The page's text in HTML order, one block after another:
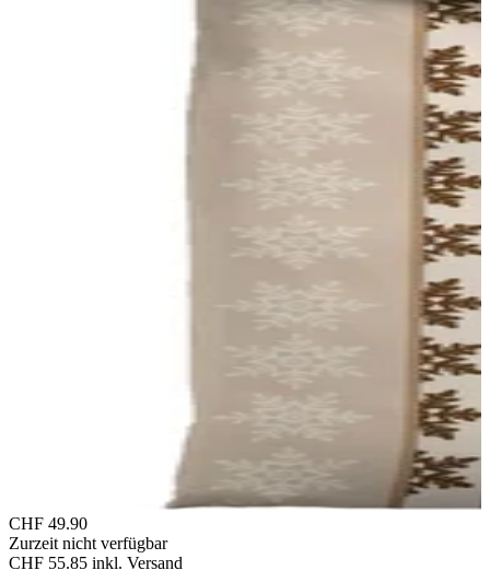
CHF 49.90
Zurzeit nicht verfügbar
CHF 55.85 inkl. Versand